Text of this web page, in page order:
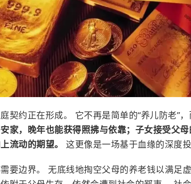
契约正在形成。 它不再是简单的“养儿防老”，
家，晚年也能获得照拂与依靠；子女接受父母
流动的期望。 这更像是一场基于血缘的深度投
要边界。 无底线地掏空父母的养老钱以满足